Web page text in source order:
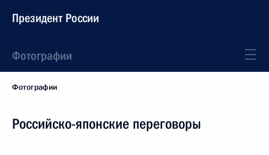
Президент России
Фотографии
Фотографии
Российско-японские переговоры